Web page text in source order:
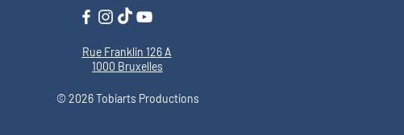
Rue Franklin 126 A
1000 Bruxelles
© 2026 Tobiarts Productions